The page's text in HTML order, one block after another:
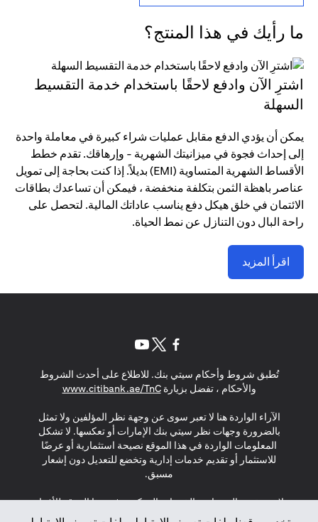
ما رأيك في هذا المنتج؟
اشترِ الآن وادفع لاحقًا باستخدام خدمة التقسيط
السهلة
يمكن أن يؤدي الدفع مقابل عمليات شراء كبيرة في معاملة واحدة
إلى إحداث فجوة في ميزانيتك الشهرية - وإرهاقك. تقدم خطط
الأقساط الشهرية المتساوية (EMI) بديلاً. إذا كنت بحاجة إلى تمويل
عناصر باهظة الثمن بتكلفة منخفضة ، فيمكن أن تساعدك بطاقات
الائتمان في خلق هيكل دفع يناسب عاداتك المالية. لتحصل على
راحة البال دون التنازل عن نمط الحياة.
اقرأ المزيد
تُطبق شروط وأحكام سيتي بنك. للاطلاع على أحدث الشروط
والأحكام ، تفضل بزيارةwww.citibank.ae/TnC
(opens in a new tab)
الآراء الواردة هنا لا تعبر سوى عن وجهة نظر المؤلفين ولا تمثل
بالضرورة وجهات نظر سيتي بنك الإمارات أو تعكسها. لا تشكل
المعلومات الواردة في هذا الموقع نصيحة استثمارية أو عرضًا
للاستثمار أو تقديم خدمات إدارية وتخضع للتعديل دون إشعار
مسبق.
لا يتم تقديم المنتجات والخدمات المذكورة في هذا الموقع للأفراد
المقيمين في الاتحاد الأوروبي أو المنطقة الاقتصادية الأوروبية أو